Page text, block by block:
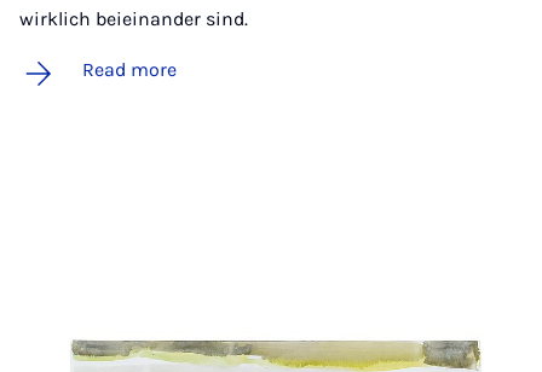
wirklich beieinander sind.
Read more